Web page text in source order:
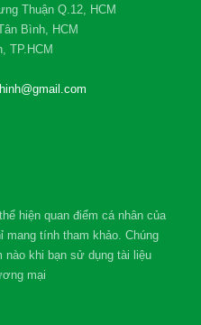
Thuận Q.12, HCM
Bình, HCM
TP.HCM
hiện quan điểm cá nhân của
mang tính tham khảo. Chúng
nào khi bạn sử dụng tài liệu
mại